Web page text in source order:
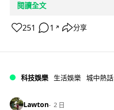
閱讀全文
251 1 ↗ 分享
科技娛樂 生活娛樂 城中熱話
Lawton 2 日